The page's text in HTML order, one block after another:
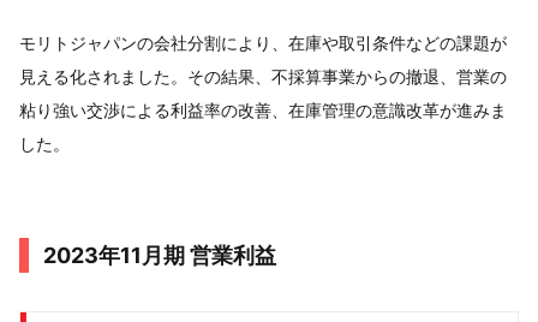
モリトジャパンの会社分割により、在庫や取引条件などの課題が
見える化されました。その結果、不採算事業からの撤退、営業の
粘り強い交渉による利益率の改善、在庫管理の意識改革が進みま
した。
2023年11月期 営業利益